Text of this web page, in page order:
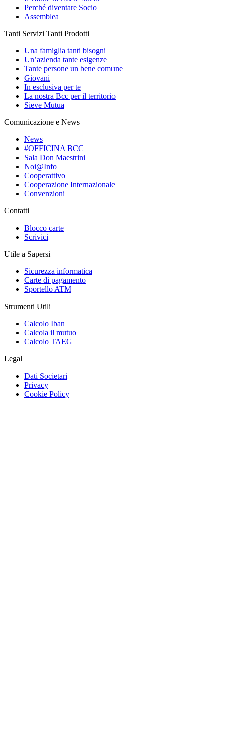
Perché diventare Socio
Assemblea
Tanti Servizi Tanti Prodotti
Una famiglia tanti bisogni
Un’azienda tante esigenze
Tante persone un bene comune
Giovani
In esclusiva per te
La nostra Bcc per il territorio
Sieve Mutua
Comunicazione e News
News
#OFFICINA BCC
Sala Don Maestrini
Noi@Info
Cooperattivo
Cooperazione Internazionale
Convenzioni
Contatti
Blocco carte
Scrivici
Utile a Sapersi
Sicurezza informatica
Carte di pagamento
Sportello ATM
Strumenti Utili
Calcolo Iban
Calcola il mutuo
Calcolo TAEG
Legal
Dati Societari
Privacy
Cookie Policy